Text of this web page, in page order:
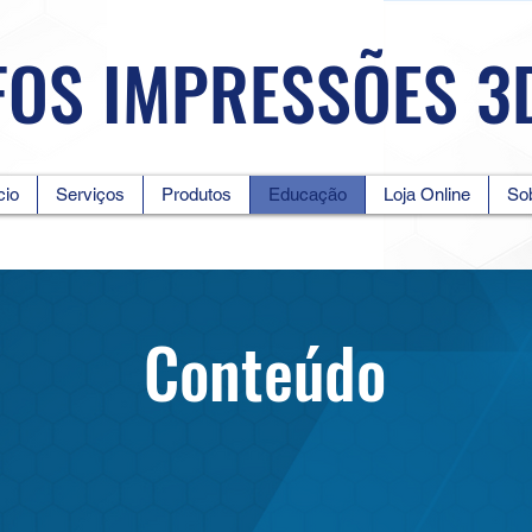
IMPRESSÕES
Serviços Produtos Educação Loja Online
Conteúdo